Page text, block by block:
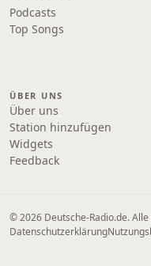
Podcasts
Top Songs
ÜBER UNS
Über uns
Station hinzufügen
Widgets
Feedback
© 2026 Deutsche-Radio.de.
Datenschutzerklärung